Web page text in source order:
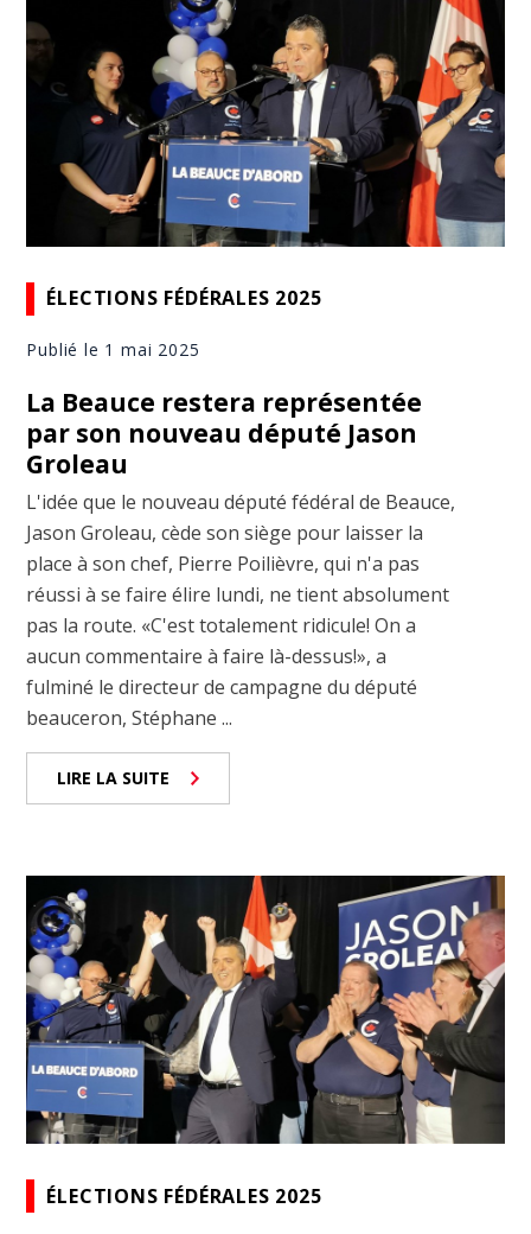
ÉLECTIONS FÉDÉRALES 2025
Publié le 1 mai 2025
La Beauce restera représentée
par son nouveau député Jason
Groleau
L'idée que le nouveau député fédéral de Beauce,
Jason Groleau, cède son siège pour laisser la
place à son chef, Pierre Poilièvre, qui n'a pas
réussi à se faire élire lundi, ne tient absolument
pas la route. «C'est totalement ridicule! On a
aucun commentaire à faire là-dessus!», a
fulminé le directeur de campagne du député
beauceron, Stéphane ...
LIRE LA SUITE
ÉLECTIONS FÉDÉRALES 2025